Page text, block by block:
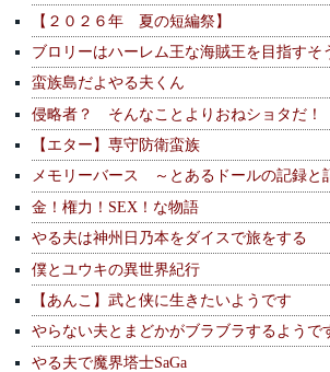
【２０２６年 夏の短編祭】
ブロリーはハーレム王な海賊王を目指すそ
蛮族島だよやる夫くん
侵略者？ そんなことよりおねショタだ！
【エター】専守防衛蛮族
メモリーバース ～とあるドールの記録と
金！権力！SEX！な物語
やる夫は神州日乃本をダイスで旅をする
僕とユウキの異世界紀行
【あんこ】武と侠に生きたいようです
やらない夫とまどかがブラブラするようで
やる夫で魔界塔士SaGa